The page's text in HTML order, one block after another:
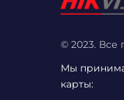
© 2023. Все
Мы
карты: